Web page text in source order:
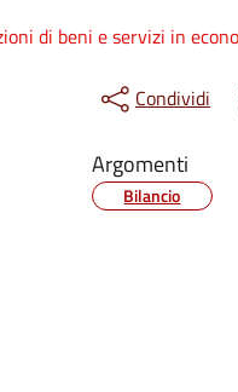
di beni e servizi in
Condividi
Argomenti
Bilancio